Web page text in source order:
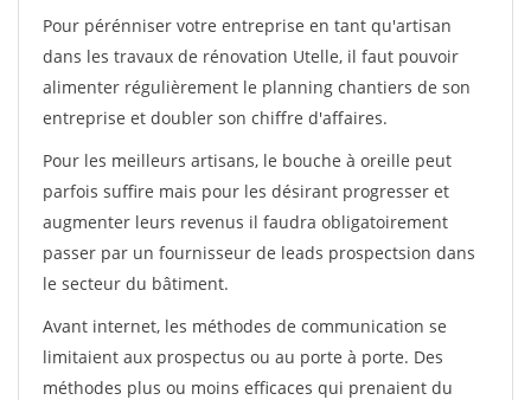
Pour pérénniser votre entreprise en tant qu'artisan
dans les travaux de rénovation Utelle, il faut pouvoir
alimenter régulièrement le planning chantiers de son
entreprise et doubler son chiffre d'affaires.
Pour les meilleurs artisans, le bouche à oreille peut
parfois suffire mais pour les désirant progresser et
augmenter leurs revenus il faudra obligatoirement
passer par un fournisseur de leads prospectsion dans
le secteur du bâtiment.
Avant internet, les méthodes de communication se
limitaient aux prospectus ou au porte à porte. Des
méthodes plus ou moins efficaces qui prenaient du